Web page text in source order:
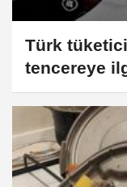
Türk
tencereye